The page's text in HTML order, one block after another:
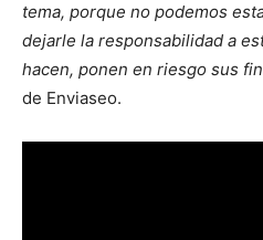
tema, porque no podemos
dejarle la responsabilidad a
hacen, ponen en riesgo sus
de Enviaseo.